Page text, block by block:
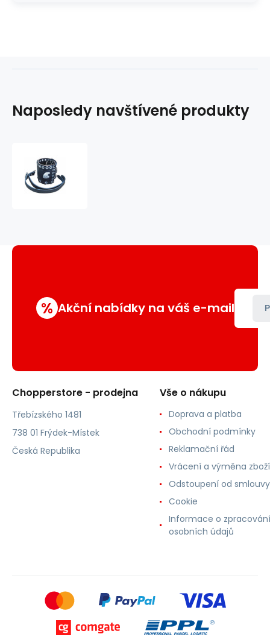
Naposledy navštívené produkty
% Akční nabídky na váš e-mail
Chopperstore - prodejna
Třebízského 1481
738 01 Frýdek-Místek
Česká Republika
Vše o nákupu
Doprava a platba
Obchodní podmínky
Reklamační řád
Vrácení a výměna zboží
Odstoupení od smlouvy
Cookie
Informace o zpracování
osobních údajů